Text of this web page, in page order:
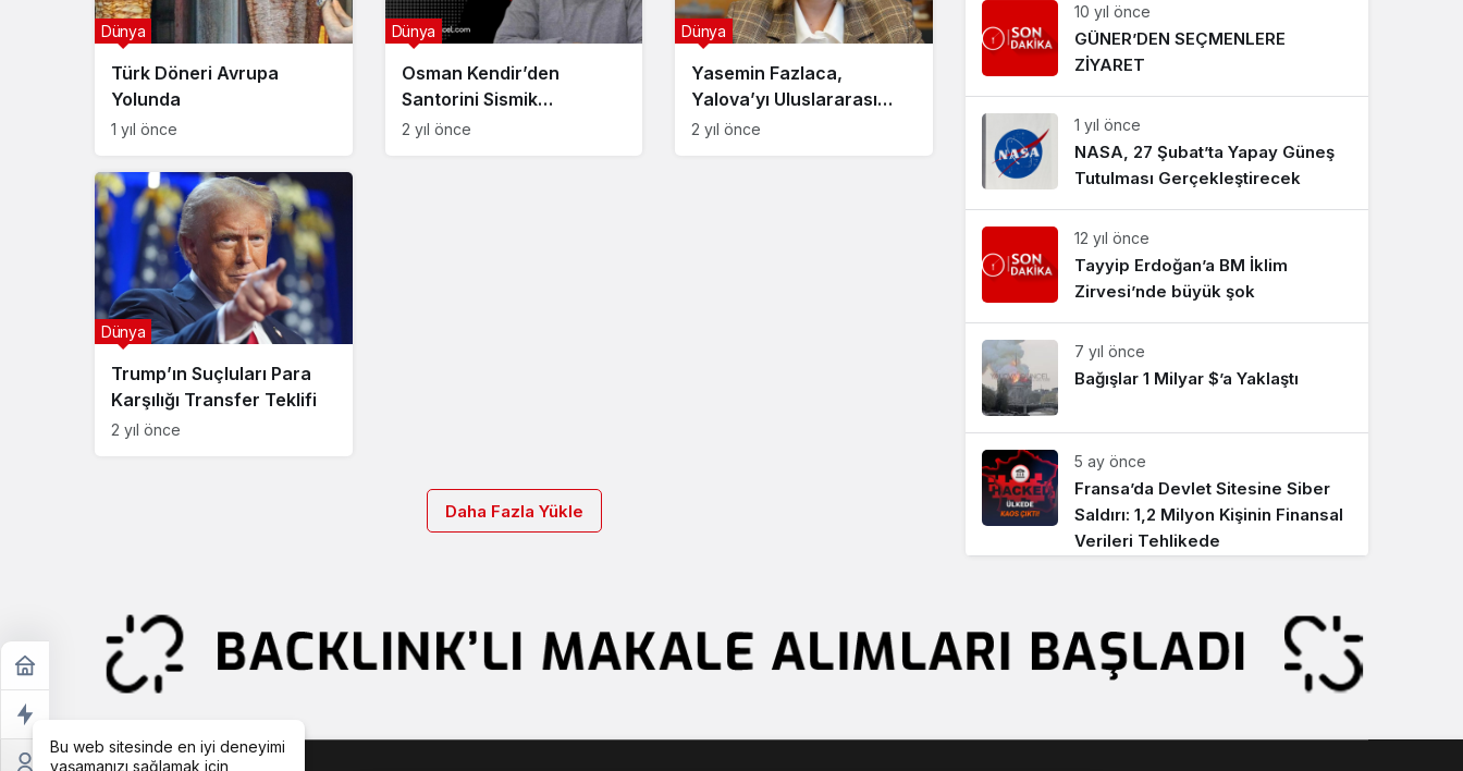
Türk Döneri Avrupa
Yolunda
Dünya
1 yıl önce
Osman Kendir’den
Santorini Sismik
Hareketlilik Açıklaması
Dünya
2 yıl önce
Yasemin Fazlaca,
Yalova’yı Uluslararası
Platformda Temsil Etti
Dünya
2 yıl önce
Trump’ın Suçluları Para
Karşılığı Transfer Teklifi
Dünya
2 yıl önce
Daha Fazla Yükle
10 yıl önce
GÜNER’DEN SEÇMENLERE
ZİYARET
1 yıl önce
NASA, 27 Şubat’ta Yapay Güneş
Tutulması Gerçekleştirecek
12 yıl önce
Tayyip Erdoğan’a BM İklim
Zirvesi’nde büyük şok
7 yıl önce
Bağışlar 1 Milyar $’a Yaklaştı
5 ay önce
Fransa’da Devlet Sitesine Siber
Saldırı: 1,2 Milyon Kişinin Finansal
Verileri Tehlikede
Bu web sitesinde en iyi deneyimi
yaşamanızı sağlamak için